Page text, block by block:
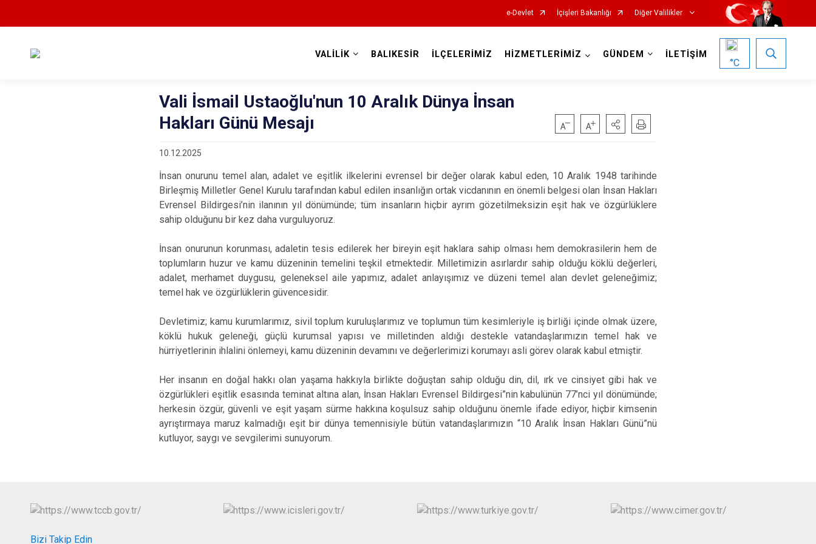
e-Devlet İçişleri Bakanlığı Diğer Valilikler
VALİLİK BALIKESİR İLÇELERİMİZ HİZMETLERİMİZ GÜNDEM İLETİŞİM
°C
Vali İsmail Ustaoğlu'nun 10 Aralık Dünya İnsan
Hakları Günü Mesajı
10.12.2025
İnsan onurunu temel alan, adalet ve eşitlik ilkelerini evrensel bir değer olarak kabul eden, 10 Aralık 1948 tarihinde
Birleşmiş Milletler Genel Kurulu tarafından kabul edilen insanlığın ortak vicdanının en önemli belgesi olan İnsan Hakları
Evrensel Bildirgesi’nin ilanının yıl dönümünde; tüm insanların hiçbir ayrım gözetilmeksizin eşit hak ve özgürlüklere
sahip olduğunu bir kez daha vurguluyoruz.
İnsan onurunun korunması, adaletin tesis edilerek her bireyin eşit haklara sahip olması hem demokrasilerin hem de
toplumların huzur ve kamu düzeninin temelini teşkil etmektedir. Milletimizin asırlardır sahip olduğu köklü değerleri,
adalet, merhamet duygusu, geleneksel aile yapımız, adalet anlayışımız ve düzeni temel alan devlet geleneğimiz;
temel hak ve özgürlüklerin güvencesidir.
Devletimiz; kamu kurumlarımız, sivil toplum kuruluşlarımız ve toplumun tüm kesimleriyle iş birliği içinde olmak üzere,
köklü hukuk geleneği, güçlü kurumsal yapısı ve milletinden aldığı destekle vatandaşlarımızın temel hak ve
hürriyetlerinin ihlalini önlemeyi, kamu düzeninin devamını ve değerlerimizi korumayı asli görev olarak kabul etmiştir.
Her insanın en doğal hakkı olan yaşama hakkıyla birlikte doğuştan sahip olduğu din, dil, ırk ve cinsiyet gibi hak ve
özgürlükleri eşitlik esasında teminat altına alan, İnsan Hakları Evrensel Bildirgesi”nin kabulünün 77’nci yıl dönümünde;
herkesin özgür, güvenli ve eşit yaşam sürme hakkına koşulsuz sahip olduğunu önemle ifade ediyor, hiçbir kimsenin
ayrıştırmaya maruz kalmadığı eşit bir dünya temennisiyle bütün vatandaşlarımızın “10 Aralık İnsan Hakları Günü”nü
kutluyor, saygı ve sevgilerimi sunuyorum.
Bizi Takip Edin